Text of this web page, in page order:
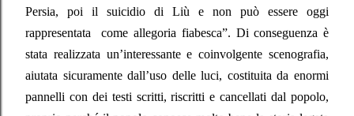
Persia, poi il suicidio di Liù e non può essere oggi
rappresentata come allegoria fiabesca”. Di conseguenza è
stata realizzata un’interessante e coinvolgente scenografia,
aiutata sicuramente dall’uso delle luci, costituita da enormi
pannelli con dei testi scritti, riscritti e cancellati dal popolo,